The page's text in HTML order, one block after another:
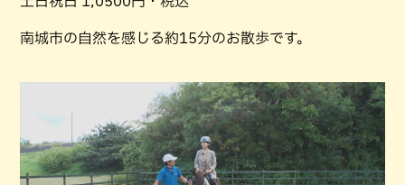
南城市の自然を感じる約15分のお散歩です。